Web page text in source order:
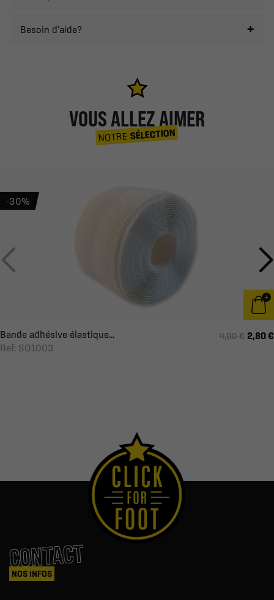
Besoin d'aide?
VOUS ALLEZ AIMER
NOTRESÉLECTION
Bande adhésive élastique...
Ref: SO1003
4,00 € 2,80 €
-30%
CONTACT
NOS INFOS